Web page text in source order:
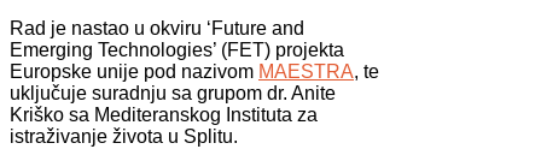
Rad je nastao u okviru ‘Future and
Emerging Technologies’ (FET) projekta
Europske unije pod nazivom MAESTRA, te
uključuje suradnju sa grupom dr. Anite
Kriško sa Mediteranskog Instituta za
istraživanje života u Splitu.